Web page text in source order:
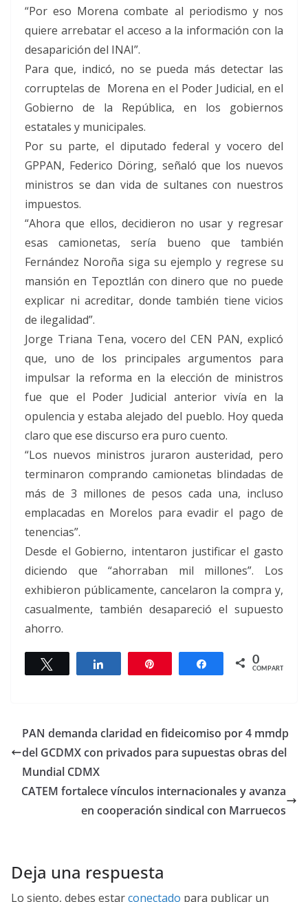
“Por eso Morena combate al periodismo y nos
quiere arrebatar el acceso a la información con la
desaparición del INAI”.
Para que, indicó, no se pueda más detectar las
corruptelas de Morena en el Poder Judicial, en el
Gobierno de la República, en los gobiernos
estatales y municipales.
Por su parte, el diputado federal y vocero del
GPPAN, Federico Döring, señaló que los nuevos
ministros se dan vida de sultanes con nuestros
impuestos.
“Ahora que ellos, decidieron no usar y regresar
esas camionetas, sería bueno que también
Fernández Noroña siga su ejemplo y regrese su
mansión en Tepoztlán con dinero que no puede
explicar ni acreditar, donde también tiene vicios
de ilegalidad”.
Jorge Triana Tena, vocero del CEN PAN, explicó
que, uno de los principales argumentos para
impulsar la reforma en la elección de ministros
fue que el Poder Judicial anterior vivía en la
opulencia y estaba alejado del pueblo. Hoy queda
claro que ese discurso era puro cuento.
“Los nuevos ministros juraron austeridad, pero
terminaron comprando camionetas blindadas de
más de 3 millones de pesos cada una, incluso
emplacadas en Morelos para evadir el pago de
tenencias”.
Desde el Gobierno, intentaron justificar el gasto
diciendo que “ahorraban mil millones”. Los
exhibieron públicamente, cancelaron la compra y,
casualmente, también desapareció el supuesto
ahorro.
Twittear Compartir Compartir
0
COMPARTIR
PAN demanda claridad en fideicomiso por 4 mmdp
del GCDMX con privados para supuestas obras del
Mundial CDMX
CATEM fortalece vínculos internacionales y avanza
en cooperación sindical con Marruecos
Deja una respuesta
Lo siento, debes estarconectado para publicar un